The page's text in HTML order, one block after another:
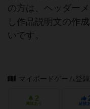
の方は、ヘッダー
し作品説明文の作
いです。
マイボードゲーム登
2
興味あり 経験あ